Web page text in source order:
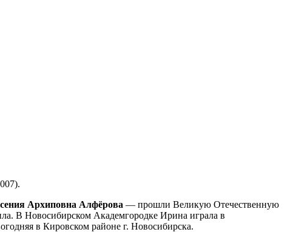
Архиповна Алфёрова — прошли Великую Отечественную
В Новосибирском Академгородке Ирина играла в
в Кировском районе г. Новосибирска.